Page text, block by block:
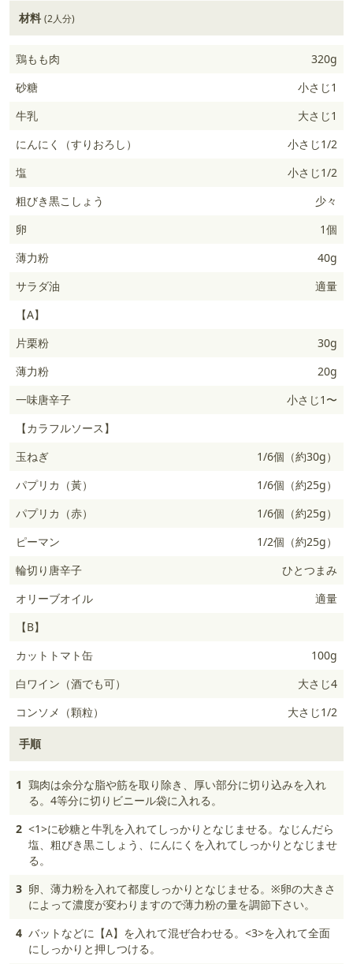
材料 (2人分)
鶏もも肉
320g
砂糖
小さじ1
牛乳
大さじ1
にんにく（すりおろし）
小さじ1/2
塩
小さじ1/2
粗びき黒こしょう
少々
卵
1個
薄力粉
40g
サラダ油
適量
【A】
片栗粉
30g
薄力粉
20g
一味唐辛子
小さじ1〜
【カラフルソース】
玉ねぎ
1/6個（約30g）
パプリカ（黃）
1/6個（約25g）
パプリカ（赤）
1/6個（約25g）
ピーマン
1/2個（約25g）
輪切り唐辛子
ひとつまみ
オリーブオイル
適量
【B】
カットトマト缶
100g
白ワイン（酒でも可）
大さじ4
コンソメ（顆粒）
大さじ1/2
手順
1 鶏肉は余分な脂や筋を取り除き、厚い部分に切り込みを入れ
る。4等分に切りビニール袋に入れる。
2 <1>に砂糖と牛乳を入れてしっかりとなじませる。なじんだら
塩、粗びき黒こしょう、にんにくを入れてしっかりとなじませ
る。
3 卵、薄力粉を入れて都度しっかりとなじませる。※卵の大きさ
によって濃度が変わりますので薄力粉の量を調節下さい。
4 バットなどに【A】を入れて混ぜ合わせる。<3>を入れて全面
にしっかりと押しつける。